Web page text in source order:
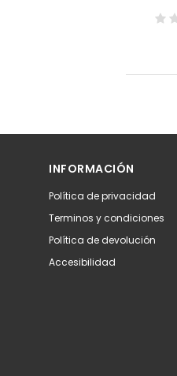
INFORMACIÓN
Política de privacidad
Terminos y condiciones
Política de devolución
Accesibilidad